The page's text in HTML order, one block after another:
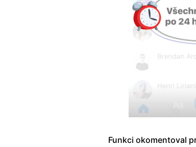
Funkci okomentoval